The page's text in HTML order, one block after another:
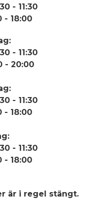
- 11:30
- 18:00
- 11:30
- 20:00
- 11:30
- 18:00
- 11:30
- 18:00
är i regel stängt.